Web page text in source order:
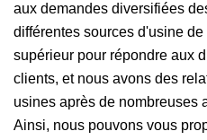
aux demandes diversifiées
différentes sources d'usine
supérieur pour répondre aux
clients, et nous avons des
usines après de nombreuses
Ainsi, nous pouvons vous